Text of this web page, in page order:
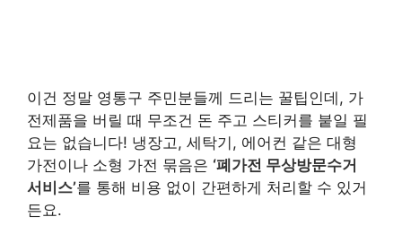
이건 정말 영통구 주민분들께 드리는 꿀팁인데, 가
전제품을 버릴 때 무조건 돈 주고 스티커를 붙일 필
요는 없습니다! 냉장고, 세탁기, 에어컨 같은 대형
가전이나 소형 가전 묶음은 ‘폐가전 무상방문수거
서비스’를 통해 비용 없이 간편하게 처리할 수 있거
든요.